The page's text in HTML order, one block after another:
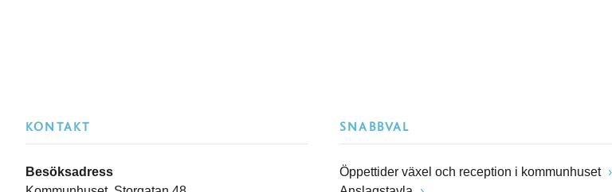
KONTAKT
Besöksadress
SNABBVAL
Öppettider växel och reception i kommunhuset